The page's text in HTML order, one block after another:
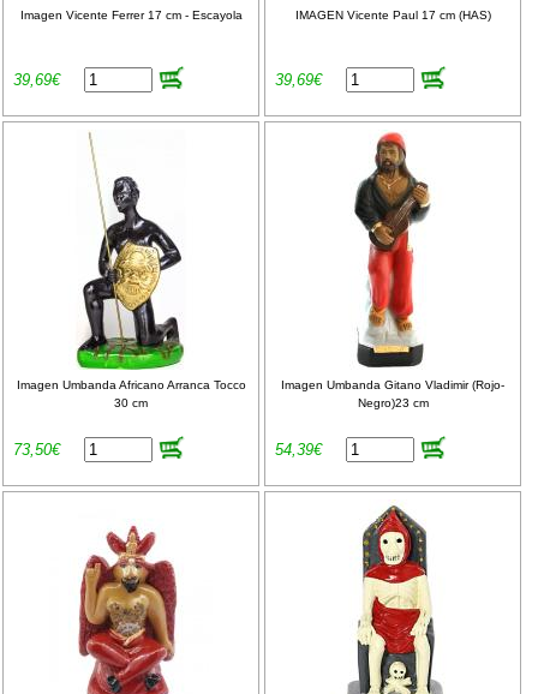
Imagen Vicente Ferrer 17 cm - Escayola
39,69€
IMAGEN Vicente Paul 17 cm (HAS)
39,69€
Imagen Umbanda Africano Arranca Tocco
30 cm
73,50€
Imagen Umbanda Gitano Vladimir (Rojo-
Negro)23 cm
54,39€